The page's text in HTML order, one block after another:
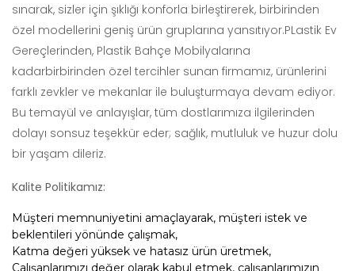
sınarak, sizler için şıklığı konforla birleştirerek, birbirinden
özel modellerini geniş ürün gruplarına yansıtıyor.PLastik Ev
Gereçlerinden, Plastik Bahçe Mobilyalarına
kadarbirbirinden özel tercihler sunan firmamız, ürünlerini
farklı zevkler ve mekanlar ile buluşturmaya devam ediyor.
Bu temayül ve anlayışlar, tüm dostlarımıza ilgilerinden
dolayı sonsuz teşekkür eder; sağlık, mutluluk ve huzur dolu
bir yaşam dileriz.
Kalite Politikamız:
Müşteri memnuniyetini amaçlayarak, müşteri istek ve
beklentileri yönünde çalışmak,
Katma değeri yüksek ve hatasız ürün üretmek,
Çalışanlarımızı değer olarak kabul etmek, çalışanlarımızın